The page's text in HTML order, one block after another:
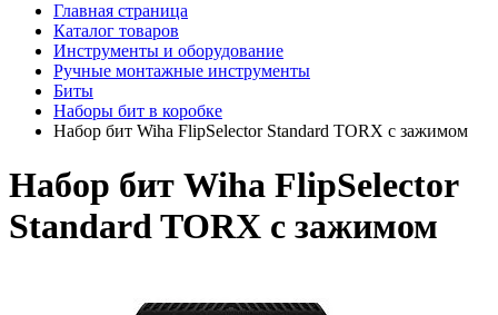
Главная страница
Каталог товаров
Инструменты и оборудование
Ручные монтажные инструменты
Биты
Наборы бит в коробке
Набор бит Wiha FlipSelector Standard TORX с зажимом
Набор бит Wiha FlipSelector
Standard TORX с зажимом